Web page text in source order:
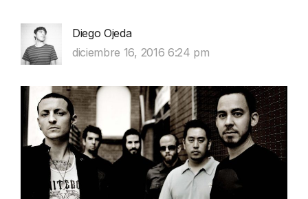
Diego Ojeda
diciembre 16, 2016 6:24 pm